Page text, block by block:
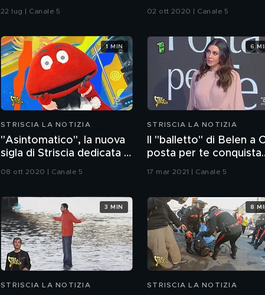
del fidanzato Andrea sul
22 lug | Canale 5
di Malpensa
02 ott 2020 | Canale 5
STRISCIA LA NOTIZIA
"Asintomatico", la nuova
sigla di Striscia dedicata al
08 ott 2020 | Canale 5
1 MIN
STRISCIA LA NOTIZIA
Il "balletto" di Belen a
posta per te conquista
17 mar 2021 | Canale 5
6
STRISCIA LA NOTIZIA
3 MIN
STRISCIA LA NOTIZIA
8